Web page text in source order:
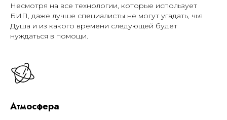
Несмотря на все технологии, которые использует
БИП, даже лучше специалисты не могут угадать, чья
Душа и из какого времени следующей будет
нуждаться в помощи.
Атмосфера